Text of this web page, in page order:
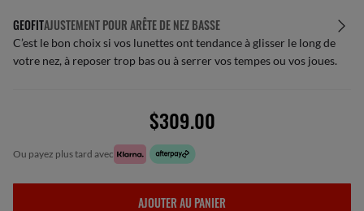
GEOFITAJUSTEMENT POUR ARÊTE DE NEZ BASSE
C’est le bon choix si vos lunettes ont tendance à glisser le long de
votre nez, à reposer trop bas ou à serrer vos tempes ou vos joues.
$309.00
ou payez plus tard avec
AJOUTER AU PANIER